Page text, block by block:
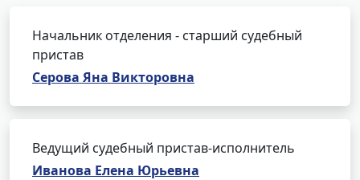
Начальник отделения - старший судебный
пристав
Серова Яна Викторовна
Ведущий судебный пристав-исполнитель
Иванова Елена Юрьевна